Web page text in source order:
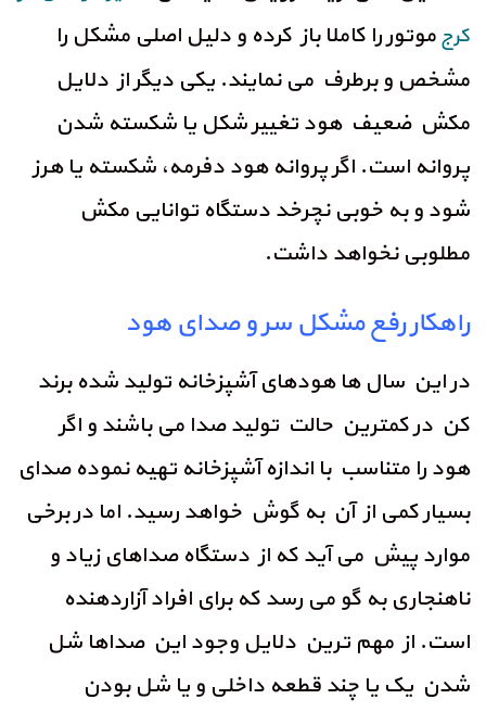
کرجموتور را کاملا باز کرده و دلیل اصلی مشکل را
مشخص و برطرف می نمایند. یکی دیگر از دلایل
مکش ضعیف هود تغییر شکل یا شکسته شدن
پروانه است. اگر پروانه هود دفرمه، شکسته یا هرز
شود و به خوبی نچرخد دستگاه توانایی مکش
مطلوبی نخواهد داشت.
راهکار رفع مشکل سر و صدای هود
در این سال ها هودهای آشپزخانه تولید شده برند
کن در کمترین حالت تولید صدا می باشند و اگر
هود را متناسب با اندازه آشپزخانه تهیه نموده صدای
بسیار کمی از آن به گوش خواهد رسید. اما در برخی
موارد پیش می آید که از دستگاه صداهای زیاد و
ناهنجاری به گو می رسد که برای افراد آزاردهنده
است. از مهم ترین دلایل وجود این صداها شل
شدن یک یا چند قطعه داخلی و یا شل بودن